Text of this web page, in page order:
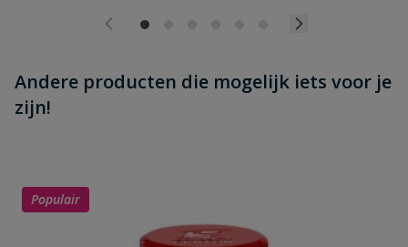
Andere producten die mogelijk iets voor je
zijn!
Populair